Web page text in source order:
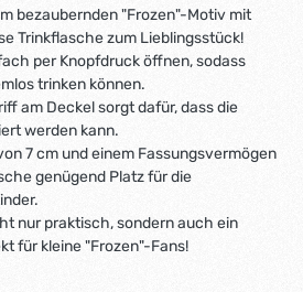
bezaubernden "Frozen"-Motiv mit
Trinkflasche zum Lieblingsstück!
per Knopfdruck öffnen, sodass
trinken können.
am Deckel sorgt dafür, dass die
werden kann.
7 cm und einem Fassungsvermögen
genügend Platz für die
nur praktisch, sondern auch ein
für kleine "Frozen"-Fans!